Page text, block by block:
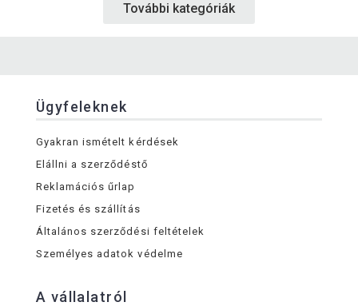
További kategóriák
Ügyfeleknek
Gyakran ismételt kérdések
Elállni a szerződéstő
Reklamációs űrlap
Fizetés és szállítás
Általános szerződési feltételek
Személyes adatok védelme
A vállalatról